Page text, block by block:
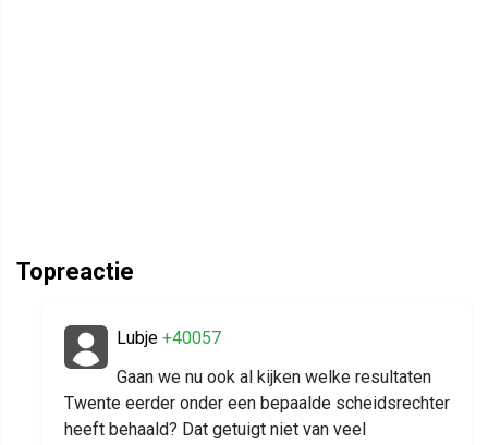
Topreactie
Lubje +40057
Gaan we nu ook al kijken welke resultaten
Twente eerder onder een bepaalde scheidsrechter
heeft behaald? Dat getuigt niet van veel